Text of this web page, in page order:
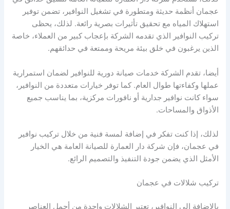
عجمان أنظمة حديثة ومتطورة في تشغيل النوافير، تضمن توفير
استهلاك المياه مع تحقيق تأثيرات بصرية رائعة. لذلك، يحظى
تركيب النوافير الذي تقدمه الشركة بإعجاب كبير من العملاء، خاصة
الذين يرغبون في خلق بيئة مريحة وممتعة في حدائقهم.
أيضا، تقدم الشركة خدمات صيانة دورية للنوافير لضمان استمرارية
عملها وكفاءتها طوال العام. كما توفر خيارات متعددة من النوافير،
سواء كانت نوافير جدارية أو نافورات مركزية، بما يناسب جميع
الأذواق والمساحات.
لذلك، إذا كنت تفكر في إضافة لمسة فنية من خلال تركيب نوافير
في عجمان، فإن شركة دار العمارة للصيانة العامة هي الخيار
الأمثل الذي يضمن جودة التنفيذ والتصميم الرائع.
تركيب شلالات في عجمان
بالإضافة إلى النوافير، تعتبر الشلالات واحدة من أجمل العناصر